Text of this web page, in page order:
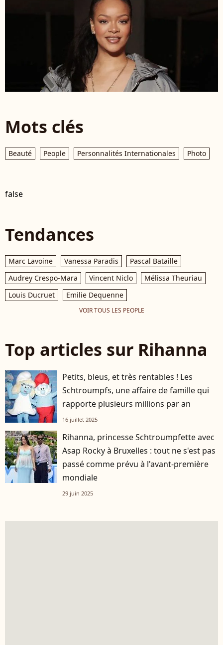
Mots clés
Beauté People Personnalités Internationales Photo
false
Tendances
Marc Lavoine Vanessa Paradis
Pascal Bataille
Audrey Crespo-Mara
Vincent Niclo
Mélissa Theuriau
Louis Ducruet
Emilie Dequenne
VOIR TOUS LES PEOPLE
Top articles sur Rihanna
Petits, bleus, et très rentables ! Les
Schtroumpfs, une affaire de famille qui
rapporte plusieurs millions par an
16 juillet 2025
Rihanna, princesse Schtroumpfette avec
Asap Rocky à Bruxelles : tout ne s'est pas
passé comme prévu à l'avant-première
mondiale
29 juin 2025